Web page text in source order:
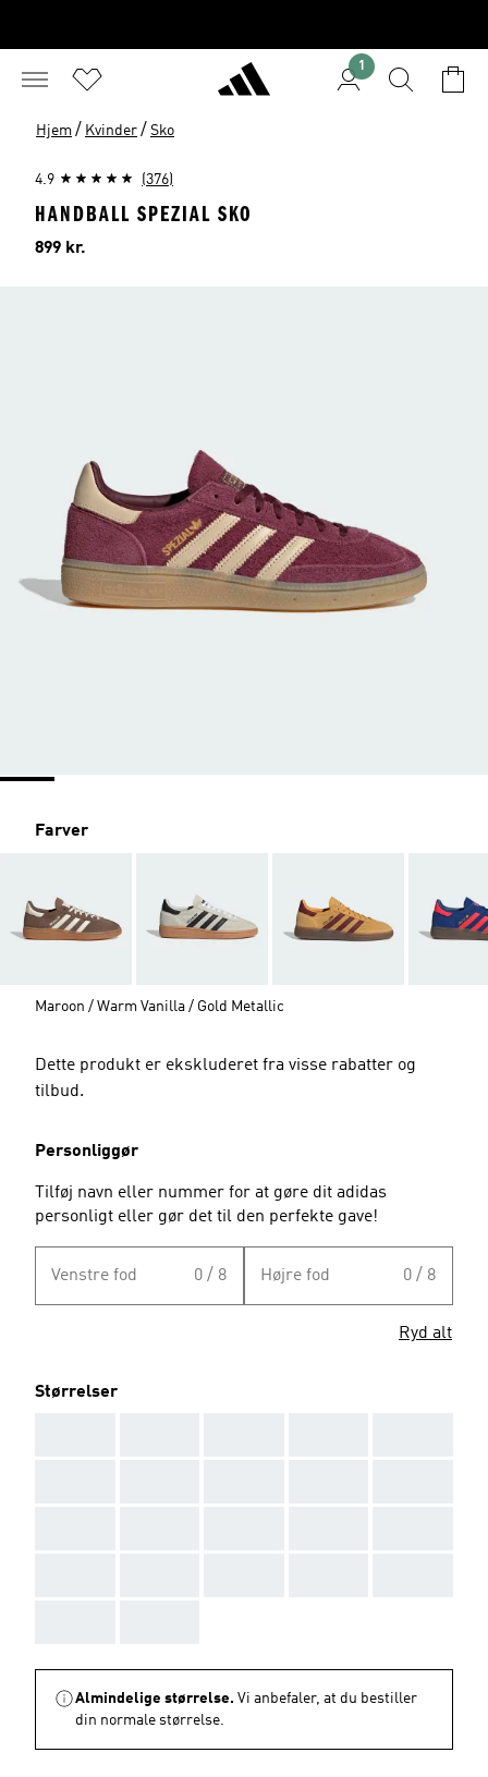
1
Hjem / Kvinder / Sko
4.9 (376)
HANDBALL SPEZIAL SKO
Pris
899 kr.
Farver
Maroon / Warm Vanilla / Gold Metallic
Dette produkt er ekskluderet fra visse rabatter og
tilbud.
Personliggør
Tilføj navn eller nummer for at gøre dit adidas
personligt eller gør det til den perfekte gave!
Venstre fod 0 / 8 Højre fod 0 / 8
Ryd alt
Størrelser
Almindelige størrelse. Vi anbefaler, at du bestiller
din normale størrelse.